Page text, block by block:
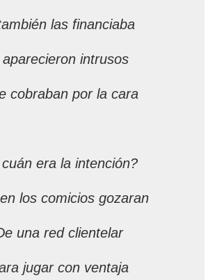
las financiaba
aparecieron intrusos
cobraban por la cara
era la intención?
los comicios gozaran
una red clientelar
jugar con ventaja